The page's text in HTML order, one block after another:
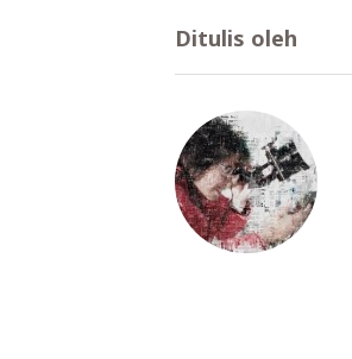
Ditulis oleh